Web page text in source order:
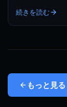
い。
続きを読む
もっと見る